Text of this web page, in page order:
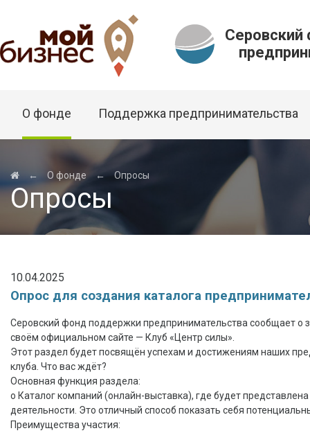
О фонде Поддержка предпринимательства
← О фонде ← Опросы
Опросы
10.04.2025
Опрос для создания каталога
Серовский фонд поддержки предпринимательства сообщает о
своём официальном сайте — Клуб «Центр силы».
Этот раздел будет посвящён успехам и достижениям наших
клуба. Что вас ждёт?
Основная функция раздела:
o Каталог компаний (онлайн-выставка), где будет
деятельности. Это отличный способ показать себя
Преимущества участия: